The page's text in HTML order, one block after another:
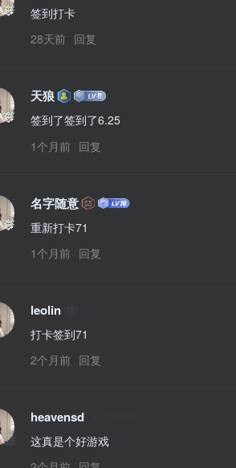
签到打卡
28天前 回复
天狼
签到了签到了6.25
1个月前 回复
名字随意
重新打卡71
1个月前 回复
leolin
打卡签到71
2个月前 回复
heavensd
这真是个好游戏